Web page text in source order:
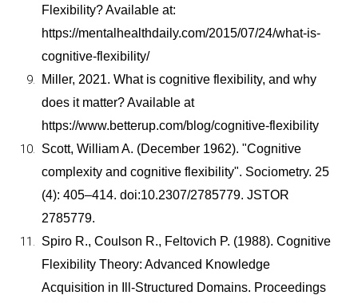
Flexibility? Available at:
https://mentalhealthdaily.com/2015/07/24/what-is-
cognitive-flexibility/
Miller, 2021. What is cognitive flexibility, and why
does it matter? Available at
https://www.betterup.com/blog/cognitive-flexibility
Scott, William A. (December 1962). "Cognitive
complexity and cognitive flexibility". Sociometry. 25
(4): 405–414. doi:10.2307/2785779. JSTOR
2785779.
Spiro R., Coulson R., Feltovich P. (1988). Cognitive
Flexibility Theory: Advanced Knowledge
Acquisition in Ill-Structured Domains. Proceedings